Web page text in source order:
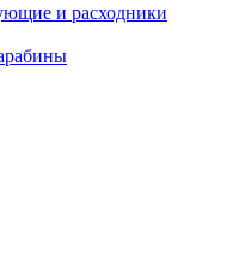
и расходники